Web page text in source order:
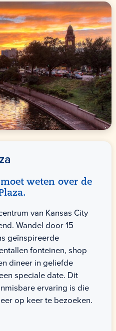
weten over de
van Kansas City
Wandel door 15
geïnspireerde
fonteinen, shop
dineer in geliefde
speciale date. Dit
ervaring is die
op keer te bezoeken.